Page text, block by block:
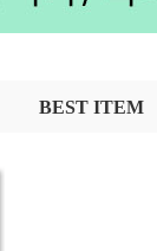
BEST ITEM